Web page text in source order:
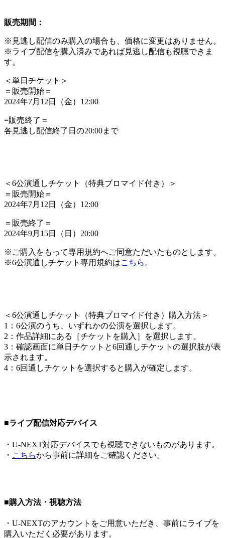
販売期間：
※見逃し配信のみ購入の場合も、価格に変更はありません。
※ライブ配信を購入済みであれば見逃し配信も視聴できま
す。
＜ 単日チケット ＞
＝販売開始＝
2024年7月12日（金）12:00
=販売終了＝
各見逃し配信終了日の20:00まで
＜ 6公演通しチケット（特典ブロマイド付き）
＞
＝販売開始＝
2024年7月12日（金）12:00
＝販売終了＝
2024年9月15日（日）20:00
※ご購入をもって専用規約へご同意ただいたものとします。
※6公演通しチケット専用規約はこちら 。
＜ 6公演通しチケット（特典ブロマイド付き）購入方法 ＞
1：6公演のうち、いずれかの公演を選択します。
2：作品詳細にある［チケットを購入］を選択します。
3：確認画面に単日チケットと6回通しチケットの選択肢が表
示されます。
4：6回通しチケットを選択すると購入が確定します。
■ライブ配信対応デバイス
・U-NEXT対応デバイスでも視聴できないものがあります。
・ こちらから事前に詳細をご確認ください。
■購入方法・視聴方法
・U-NEXTのアカウントをご用意いただき、事前にライブを
購入いただく必要があります。